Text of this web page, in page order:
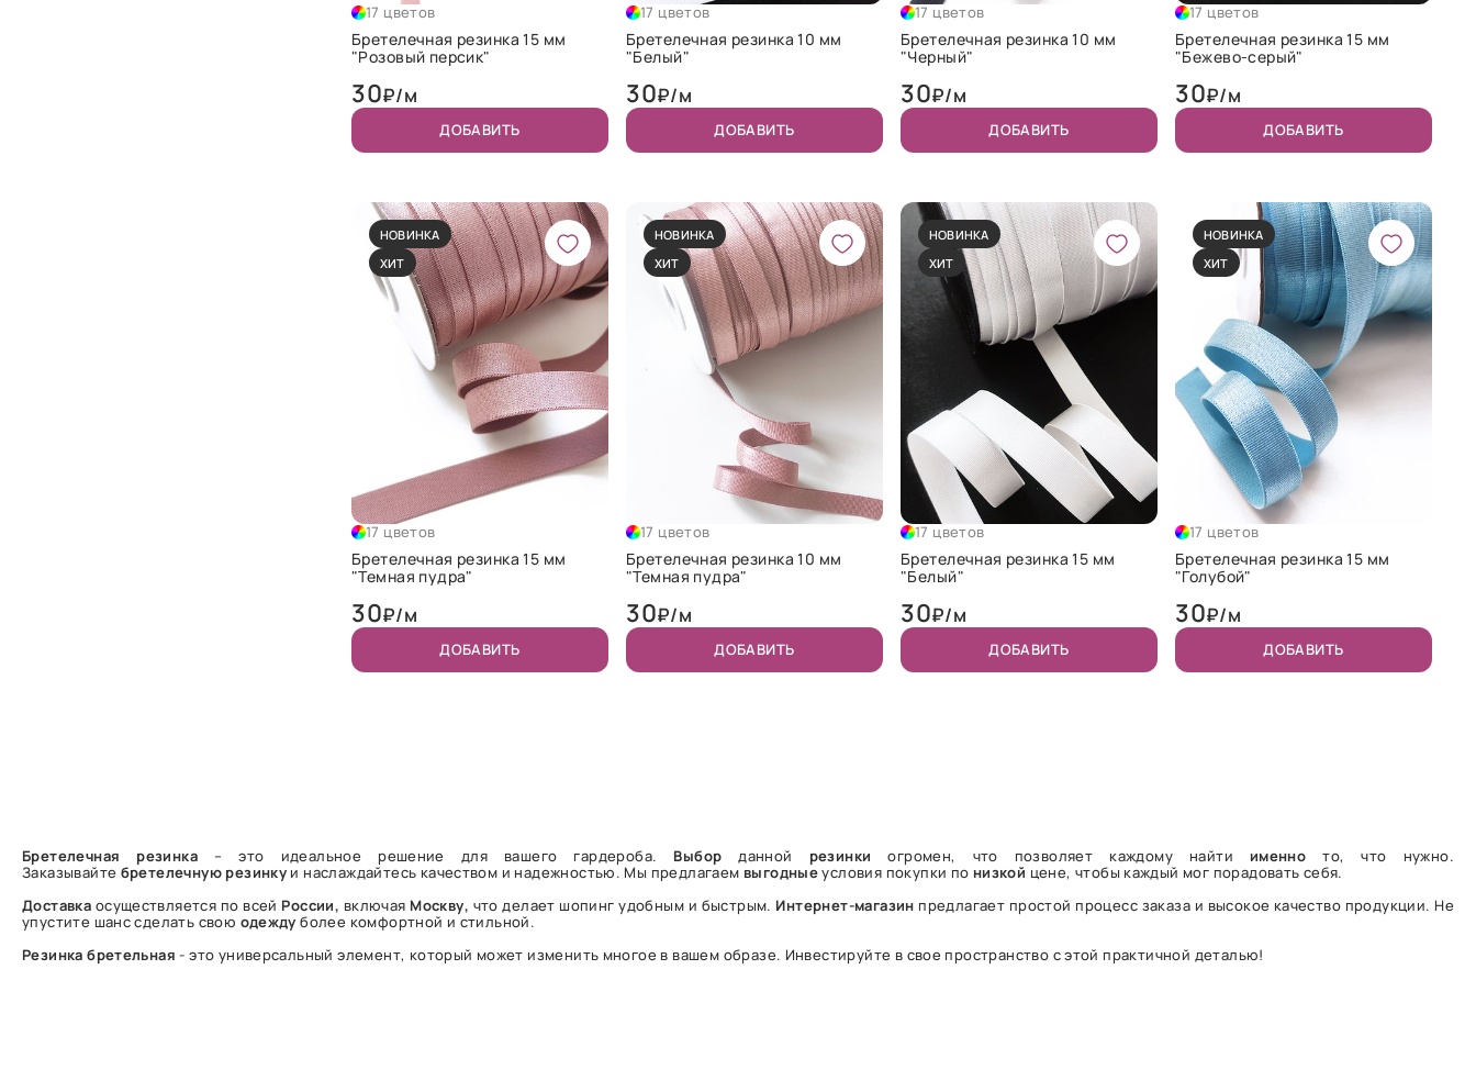
17 цветов
Бретелечная резинка 15 мм
"Розовый персик"
30₽/м
ДОБАВИТЬ
17 цветов
Бретелечная резинка 10 мм
"Белый"
30₽/м
ДОБАВИТЬ
17 цветов
Бретелечная резинка 10 мм
"Черный"
30₽/м
ДОБАВИТЬ
17 цветов
Бретелечная резинка 15 мм
"Бежево-серый"
30₽/м
ДОБАВИТЬ
НОВИНКА
ХИТ
17 цветов
Бретелечная резинка 15 мм
"Темная пудра"
30₽/м
ДОБАВИТЬ
НОВИНКА
ХИТ
17 цветов
Бретелечная резинка 10 мм
"Темная пудра"
30₽/м
ДОБАВИТЬ
НОВИНКА
ХИТ
17 цветов
Бретелечная резинка 15 мм
"Белый"
30₽/м
ДОБАВИТЬ
НОВИНКА
ХИТ
17 цветов
Бретелечная резинка 15 мм
"Голубой"
30₽/м
ДОБАВИТЬ
Бретелечная резинка – это идеальное решение для вашего гардероба. Выбор данной резинки огромен, что позволяет каждому найти именно то, что нужно.
Заказывайте бретелечную резинку и наслаждайтесь качеством и надежностью. Мы предлагаем выгодныеусловия покупки по низкой цене, чтобы каждый мог порадовать себя.
Доставка осуществляется по всей России, включая Москву, что делает шопинг удобным и быстрым. Интернет-магазин предлагает простой процесс заказа и высокое качество продукции. Не
упустите шанс сделать свою одежду более комфортной и стильной.
Резинка бретельная - это универсальный элемент, который может изменить многое в вашем образе. Инвестируйте в свое пространство с этой практичной деталью!